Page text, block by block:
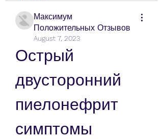
Максимум
Положительных Отзывов
August 7, 2023
Острый
двусторонний
пиелонефрит
симптомы